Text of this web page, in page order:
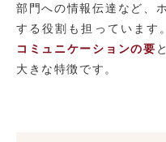
部門への情報伝達など、
する役割も担っています
コミュニケーションの要
大きな特徴です。